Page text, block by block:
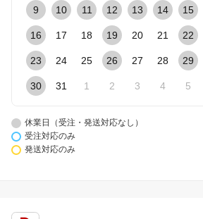
9 10 11 12 13 14 15
16 17 18 19 20 21 22
23 24 25 26 27 28 29
30 31 1 2 3 4 5
休業日（受注・発送対応なし）
受注対応のみ
発送対応のみ